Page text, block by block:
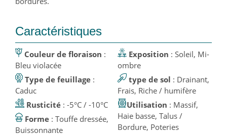
Caractéristiques
Couleur de floraison :
Bleu violacée
Type de feuillage :
Caduc
Rusticité : -5°C / -10°C
Forme : Touffe dressée,
Buissonnante
Exposition : Soleil, Mi-
ombre
type de sol : Drainant,
Frais, Riche / humifère
Utilisation : Massif,
Haie basse, Talus /
Bordure, Poteries